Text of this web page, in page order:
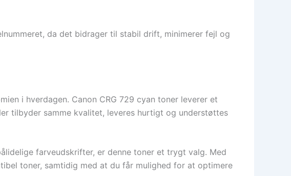
da det bidrager til stabil drift, minimerer fejl og
i hverdagen. Canon CRG 729 cyan toner leverer et
tilbyder samme kvalitet, leveres hurtigt og understøttes
farveudskrifter, er denne toner et trygt valg. Med
toner, samtidig med at du får mulighed for at optimere